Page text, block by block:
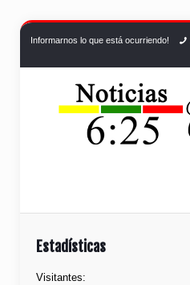
Informarnos lo que está ocurriendo!
Estadísticas
Visitantes: